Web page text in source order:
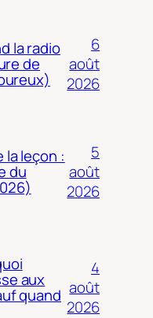
la radio
de
6
août
2026
la leçon :
du
5
août
2026
aux
quand
4
août
2026